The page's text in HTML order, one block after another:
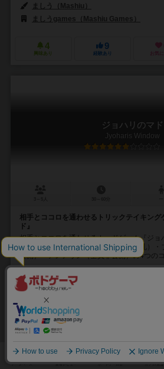
ましう（Mashiu）
ましうgames（Mashiu Games）
4
興味あり
9
経験あり お気
ジョハリのマド
Jyoharis Window
相手とココロを通わせるトリックテイキング
ド』
相手とココロを通わせるカードゲーム『ジョ
ン（公開手札）・ヒドゥン（非公開手札）・
公開）・アンノウン（全員非公開）の4つの
アラレちゃん（Arare chan）
RESPAWN
9
興味あり